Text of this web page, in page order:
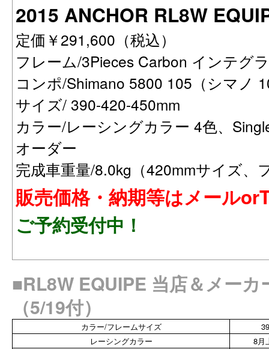
2015 ANCHOR RL8W
定価￥291,600（税込）
フレーム/3Pieces Carbon インテグ
コンポ/Shimano 5800 105（シマノ
サイズ/ 390-420-450mm
カラー/レーシングカラー 4色、
オーダー
完成車重量/8.0kg（420mmサイズ、
販売価格・納期等はメール
ご予約受付中！
■RL8W EQUIPE 当店＆メーカ
（5/19付）
カラー/フレームサイズ
レーシングカラー
8月